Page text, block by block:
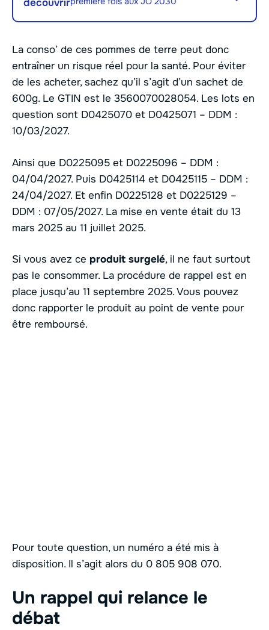
découvrir
La conso’ de ces pommes de terre peut donc
entraîner un risque réel pour la santé. Pour éviter
de les acheter, sachez qu’il s’agit d’un sachet de
600g. Le GTIN est le 3560070028054. Les lots en
question sont D0425070 et D0425071 – DDM :
10/03/2027.
Ainsi que D0225095 et D0225096 – DDM :
04/04/2027. Puis D0425114 et D0425115 – DDM :
24/04/2027. Et enfin D0225128 et D0225129 –
DDM : 07/05/2027. La mise en vente était du 13
mars 2025 au 11 juillet 2025.
Si vous avez ce produit surgelé, il ne faut surtout
pas le consommer. La procédure de rappel est en
place jusqu’au 11 septembre 2025. Vous pouvez
donc rapporter le produit au point de vente pour
être remboursé.
Pour toute question, un numéro a été mis à
disposition. Il s’agit alors du 0 805 908 070.
Un rappel qui relance le
débat